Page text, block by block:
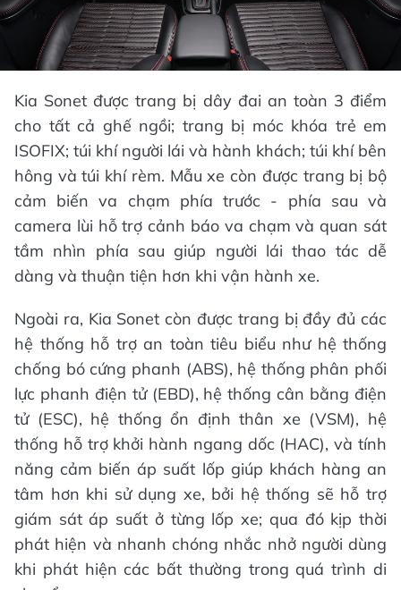
Kia Sonet được trang bị dây đai an toàn 3 điểm
cho tất cả ghế ngồi; trang bị móc khóa trẻ em
ISOFIX; túi khí người lái và hành khách; túi khí bên
hông và túi khí rèm. Mẫu xe còn được trang bị bộ
cảm biến va chạm phía trước - phía sau và
camera lùi hỗ trợ cảnh báo va chạm và quan sát
tầm nhìn phía sau giúp người lái thao tác dễ
dàng và thuận tiện hơn khi vận hành xe.
Ngoài ra, Kia Sonet còn được trang bị đầy đủ các
hệ thống hỗ trợ an toàn tiêu biểu như hệ thống
chống bó cứng phanh (ABS), hệ thống phân phối
lực phanh điện tử (EBD), hệ thống cân bằng điện
tử (ESC), hệ thống ổn định thân xe (VSM), hệ
thống hỗ trợ khởi hành ngang dốc (HAC), và tính
năng cảm biến áp suất lốp giúp khách hàng an
tâm hơn khi sử dụng xe, bởi hệ thống sẽ hỗ trợ
giám sát áp suất ở từng lốp xe; qua đó kịp thời
phát hiện và nhanh chóng nhắc nhở người dùng
khi phát hiện các bất thường trong quá trình di